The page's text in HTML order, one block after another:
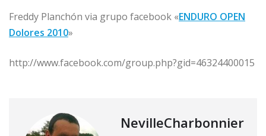
Freddy Planchón via grupo facebook «ENDURO OPEN
Dolores 2010»
http://www.facebook.com/group.php?gid=46324400015
NevilleCharbonnier